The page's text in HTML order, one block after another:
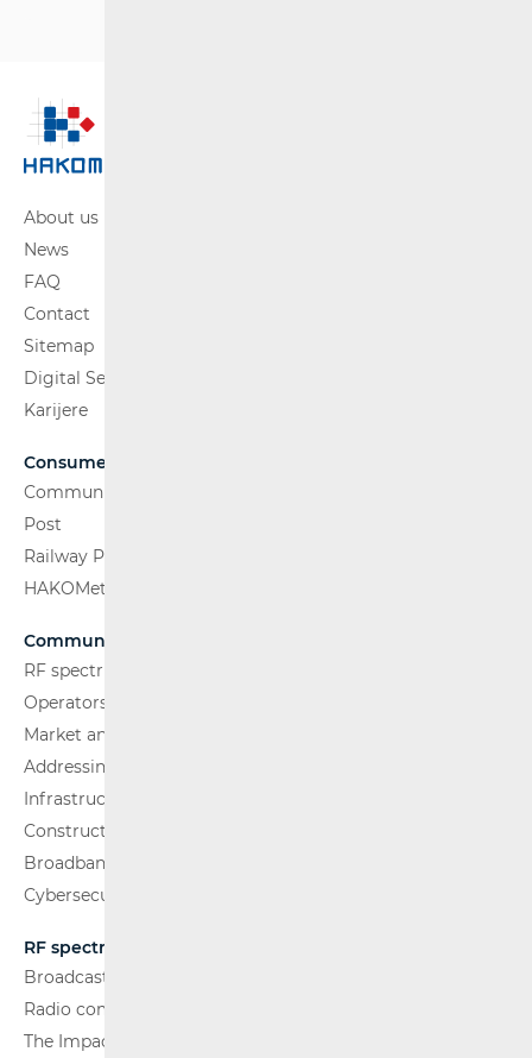
About us
News
FAQ
Contact
Sitemap
Digital Services Act
Karijere
Consumers
Communications Network
Post
Railway Passenger Transport
HAKOMetar
Communications Network
RF spectrum
Operators and Services
Market analysis
Addressing and numbering space
Infrastructure
Construction Conditions
Broadband Competence Office (BCO)
Cybersecurity
RF spectrum
Broadcasting (TV and FM)
Radio communications and Broadcasting
The Impact of Electromagnetic Fields (EMF)